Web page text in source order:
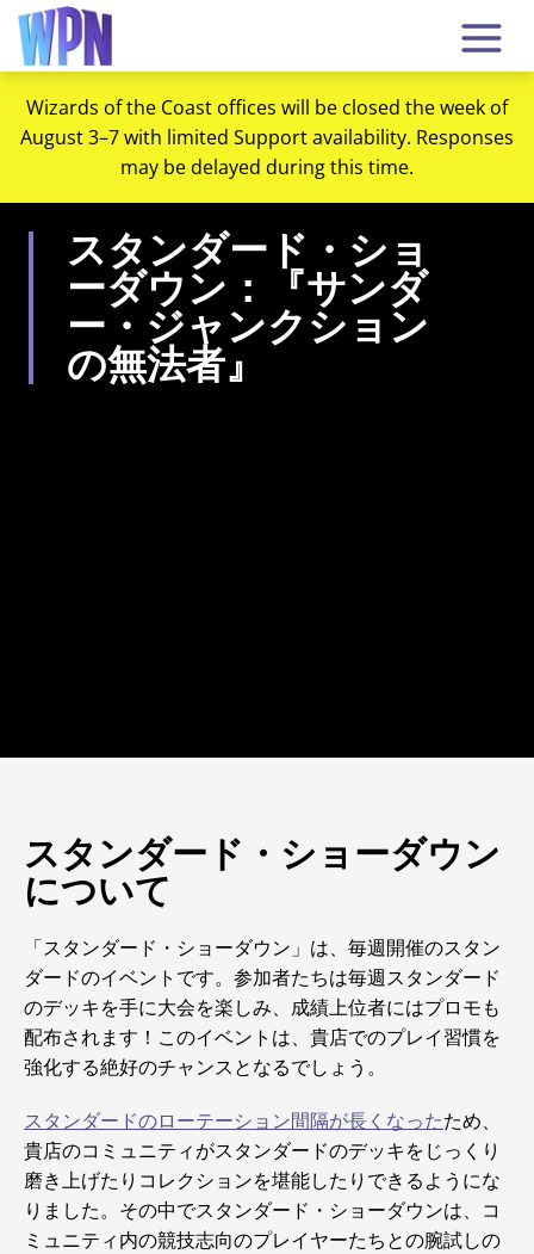
Wizards of the Coast offices will be closed the week of
August 3–7 with limited Support availability. Responses
may be delayed during this time.
スタンダード・ショ
ーダウン：『サンダ
ー・ジャンクション
の無法者』
スタンダード・ショーダウン
について
「スタンダード・ショーダウン」は、毎週開催のスタン
ダードのイベントです。参加者たちは毎週スタンダード
のデッキを手に大会を楽しみ、成績上位者にはプロモも
配布されます！このイベントは、貴店でのプレイ習慣を
強化する絶好のチャンスとなるでしょう。
スタンダードのローテーション間隔が長くなったため、
貴店のコミュニティがスタンダードのデッキをじっくり
磨き上げたりコレクションを堪能したりできるようにな
りました。その中でスタンダード・ショーダウンは、コ
ミュニティ内の競技志向のプレイヤーたちとの腕試しの